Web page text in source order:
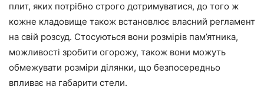
плит, яких потрібно строго дотримуватися, до того ж
кожне кладовище також встановлює власний регламент
на свій розсуд. Стосуються вони розмірів пам’ятника,
можливості зробити огорожу, також вони можуть
обмежувати розміри ділянки, що безпосередньо
впливає на габарити стели.